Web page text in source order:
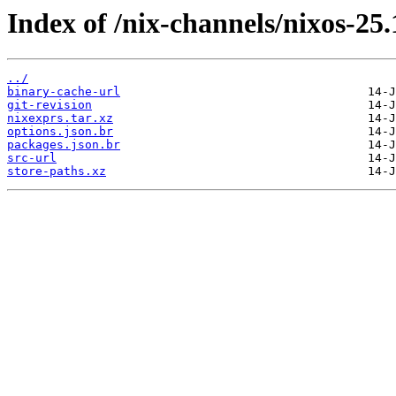
Index of /nix-channels/nixos-
../
binary-cache-url
git-revision
nixexprs.tar.xz
options.json.br
packages.json.br
src-url
store-paths.xz